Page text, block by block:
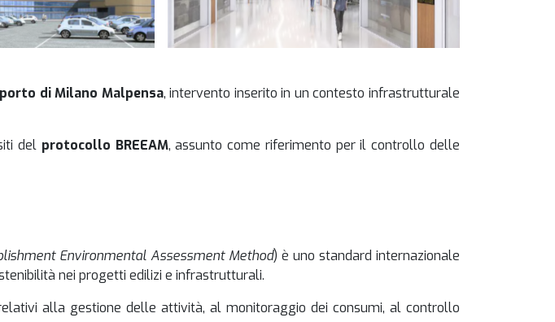
di Milano Malpensa, intervento inserito in un contesto infrastrutturale
del protocollo BREEAM, assunto come riferimento per il controllo delle
Environmental Assessment Method) è uno standard internazionale
nei progetti edilizi e infrastrutturali.
alla gestione delle attività, al monitoraggio dei consumi, al controllo